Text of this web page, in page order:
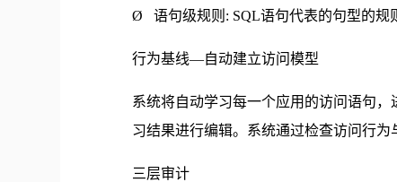
Ø 语句级规则: SQL语句代表的句型的规
行为基线—自动建立访问模型
系统将自动学习每一个应用的访问语句
习结果进行编辑。系统通过检查访问行为
三层审计